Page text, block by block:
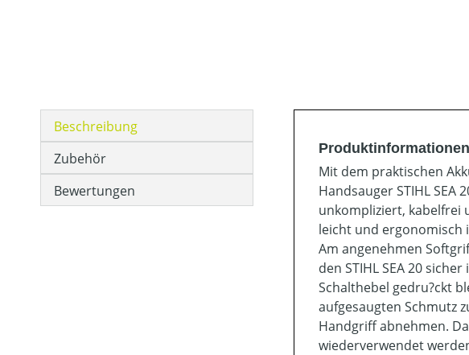
Beschreibung
Zubehör
Bewertungen
Mit dem praktischen
Handsauger STIHL SEA
unkompliziert, kabelfrei
leicht und ergonomisch
Am angenehmen
den STIHL SEA 20
Schalthebel gedru?ckt
aufgesaugten Schmutz
Handgriff abnehmen.
wiederverwendet